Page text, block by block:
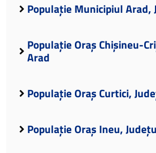
Populație Municipiul Arad,
Populație Oraș Chișineu-
Arad
Populație Oraș Curtici,
Populație Oraș Ineu,